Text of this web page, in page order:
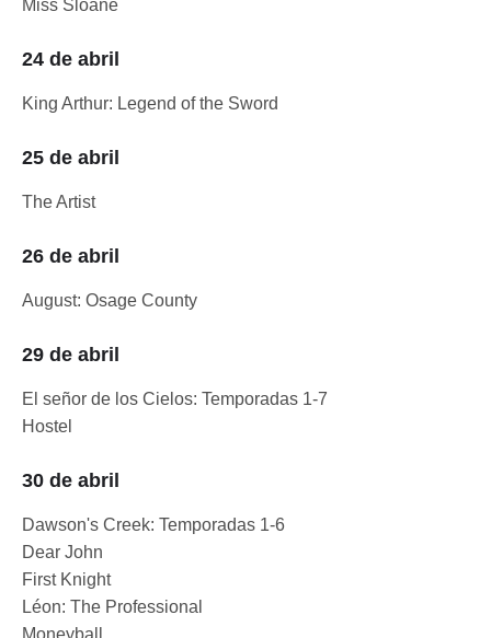
Miss Sloane
24 de abril
King Arthur: Legend of the Sword
25 de abril
The Artist
26 de abril
August: Osage County
29 de abril
El señor de los Cielos: Temporadas 1-7
Hostel
30 de abril
Dawson's Creek: Temporadas 1-6
Dear John
First Knight
Léon: The Professional
Moneyball